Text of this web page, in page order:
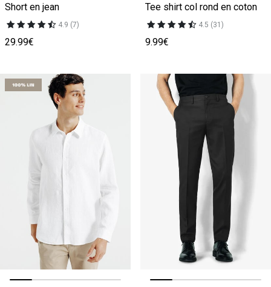
Short en jean
4.9 (7)
29.99€
Tee shirt col rond en coton
4.5 (31)
9.99€